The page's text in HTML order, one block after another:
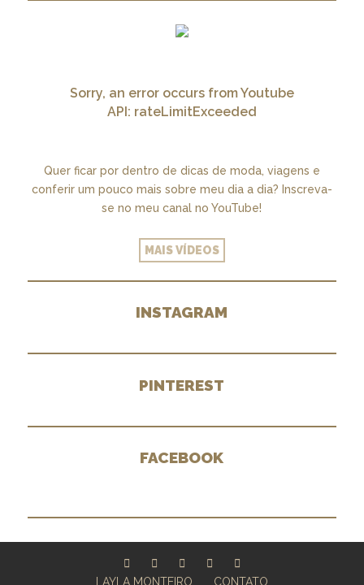
Sorry, an error occurs from Youtube
API: rateLimitExceeded
Quer ficar por dentro de dicas de moda, viagens e
conferir um pouco mais sobre meu dia a dia? Inscreva-
se no meu canal no YouTube!
MAIS VÍDEOS
INSTAGRAM
PINTEREST
FACEBOOK
LAYLA MONTEIRO CONTATO